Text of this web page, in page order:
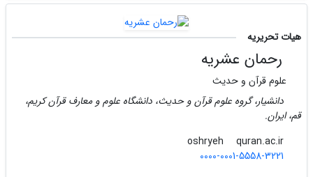
هیات تحریریه
رحمان عشریه
علوم قرآن و حدیث
دانشیار، گروه علوم قرآن و حدیث، دانشگاه علوم و معارف قرآن کریم،
قم، ایران.
oshryeh
quran.ac.ir
0000-0001-5558-3221